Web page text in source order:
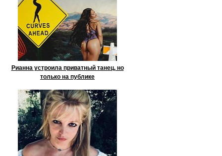
Рианна устроила приватный танец, но
только на публике